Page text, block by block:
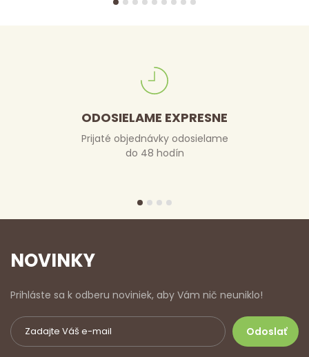
ODOSIELAME EXPRESNE
Prijaté objednávky odosielame
do 48 hodín
NOVINKY
Prihláste sa k odberu noviniek, aby Vám nič neuniklo!